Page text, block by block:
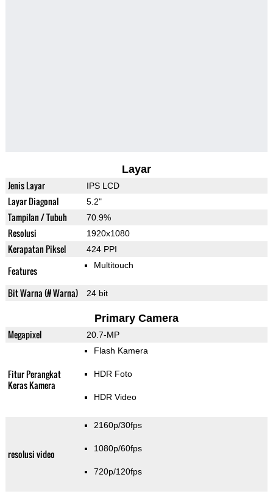
Layar
Jenis Layar IPS LCD
Layar Diagonal 5.2"
Tampilan / Tubuh 70.9%
Resolusi 1920x1080
Kerapatan Piksel 424 PPI
Features Multitouch
Bit Warna (# Warna) 24 bit
Primary Camera
Megapixel 20.7-MP
Fitur Perangkat
Keras Kamera
Flash Kamera
HDR Foto
HDR Video
resolusi video
2160p/30fps
1080p/60fps
720p/120fps